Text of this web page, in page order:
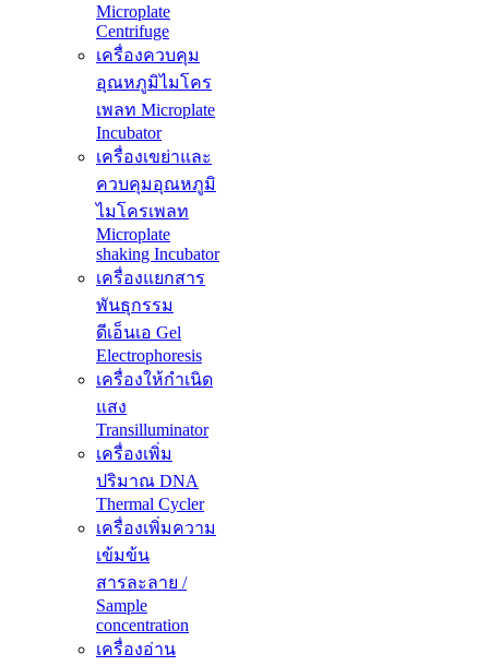
Microplate
Centrifuge
เครื่องควบคุม
อุณหภูมิไมโคร
เพลท Microplate
Incubator
เครื่องเขย่าและ
ควบคุมอุณหภูมิ
ไมโครเพลท
Microplate
shaking Incubator
เครื่องแยกสาร
พันธุกรรม
ดีเอ็นเอ Gel
Electrophoresis
เครื่องให้กำเนิด
แสง
Transilluminator
เครื่องเพิ่ม
ปริมาณ DNA
Thermal Cycler
เครื่องเพิ่มความ
เข้มข้น
สารละลาย /
Sample
concentration
เครื่องอ่าน